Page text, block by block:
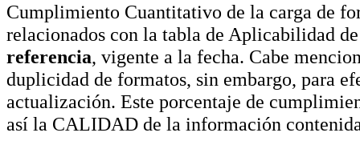
Cumplimiento Cuantitativo de la carga de
relacionados con la tabla de Aplicabilidad
referencia, vigente a la fecha. Cabe
duplicidad de formatos, sin embargo, para
actualización. Este porcentaje de
así la CALIDAD de la información